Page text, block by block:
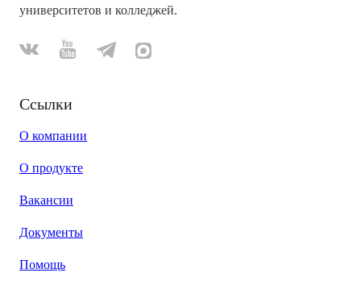
университетов и колледжей.
Ссылки
О компании
О продукте
Вакансии
Документы
Помощь